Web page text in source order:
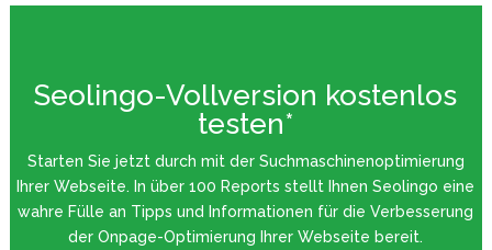
Seolingo-Vollversion kostenlos
testen*
Starten Sie jetzt durch mit der Suchmaschinenoptimierung
Ihrer Webseite. In über 100 Reports stellt Ihnen Seolingo eine
wahre Fülle an Tipps und Informationen für die Verbesserung
der Onpage-Optimierung Ihrer Webseite bereit.